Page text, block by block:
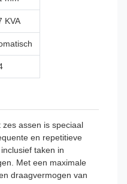
KVA
assen is speciaal
en repetitieve
taken in
Met een maximale
draagvermogen van